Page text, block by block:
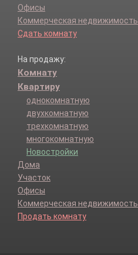
Офисы
Коммерческая недвижимость
Сдать комнату
На продажу:
Комнату
Квартиру
однокомнатную
двухкомнатную
трехкомнатную
многокомнатную
Новостройки
Дома
Участок
Офисы
Коммерческая недвижимость
Продать комнату